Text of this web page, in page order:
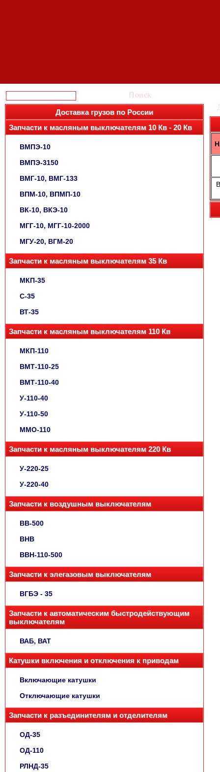
Поиск
Доставка грузов по России
Запчасти к масляным выключателям 10 Кв - 20 Кв
ВМПЭ-10
ВМПЭ-3150
ВМГ-10, ВМГ-133
ВПМ-10, ВПМП-10
ВК-10, ВКЭ-10
МГГ-10, МГГ-10-2000
МГУ-20, ВГМ-20
Запчасти к масляным выключателям 35 Кв
МКП-35
С-35
ВТ-35
Запчасти к масляным выключателям 110 Кв
МКП-110
ВМТ-110-25
ВМТ-110-40
У-110-40
У-110-50
ММО-110
Запчасти к масляным выключателям 220 Кв
У-220-25
У-220-40
Запчасти к воздушным выключателям
ВВ-500
ВНВ
ВВН-110-500
Запчасти к элегазовым выключателям
ВГБЭ - 35
Запчасти к автоматическим быстродействующим
выключателям
ВАБ, ВАТ
Катушки включения и отключения к приводам
Включающие катушки
Отключающие катушки
Запчасти к разъединителям и отделителям
ОД-35
ОД-110
РЛНД-35